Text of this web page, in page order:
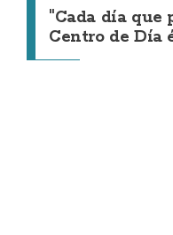
"Cada día que
Centro de Día